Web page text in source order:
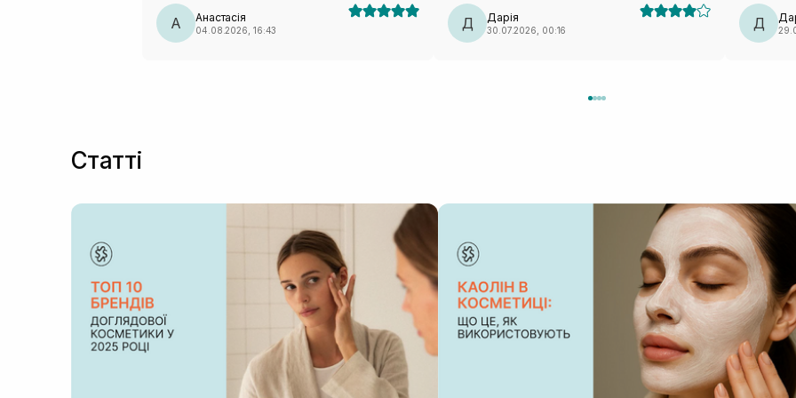
А Анастасія
04.08.2026, 16:43
вдруге не повторю (лише через лекало).
Д Дарія
30.07.2026, 00:16
класна
Д
Статті